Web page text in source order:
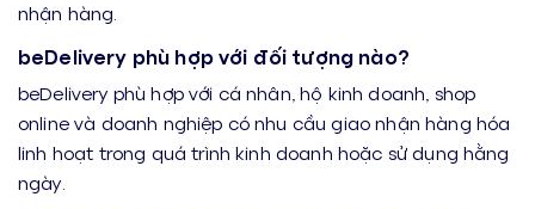
nhận hàng.
beDelivery phù hợp với đối tượng nào?
beDelivery phù hợp với cá nhân, hộ kinh doanh, shop
online và doanh nghiệp có nhu cầu giao nhận hàng hóa
linh hoạt trong quá trình kinh doanh hoặc sử dụng hằng
ngày.